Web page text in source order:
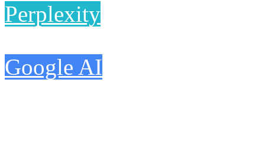
Perplexity
Google AI